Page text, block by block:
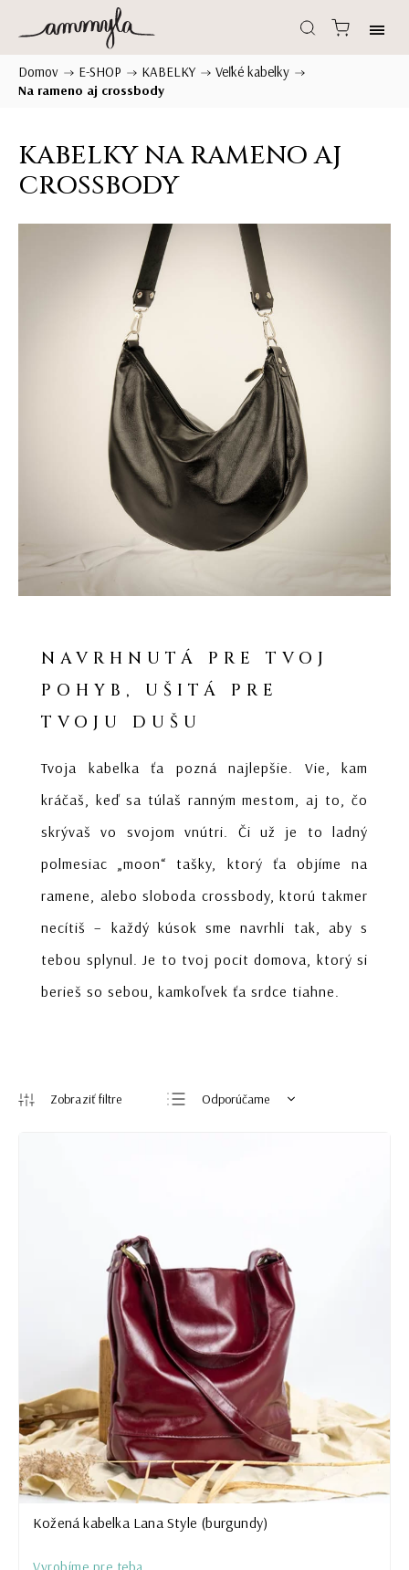
Domov / E-SHOP / KABELKY / Veľké kabelky /
Na rameno aj crossbody
KABELKY NA RAMENO AJ
CROSSBODY
NAVRHNUTÁ PRE TVOJ
POHYB, UŠITÁ PRE
TVOJU DUŠU
Tvoja kabelka ťa pozná najlepšie. Vie, kam
kráčaš, keď sa túlaš ranným mestom, aj to, čo
skrývaš vo svojom vnútri. Či už je to ladný
polmesiac „moon“ tašky, ktorý ťa objíme na
ramene, alebo sloboda crossbody, ktorú takmer
necítiš – každý kúsok sme navrhli tak, aby s
tebou splynul. Je to tvoj pocit domova, ktorý si
berieš so sebou, kamkoľvek ťa srdce tiahne.
Odporúčame
Kožená kabelka Lana Style (burgundy)